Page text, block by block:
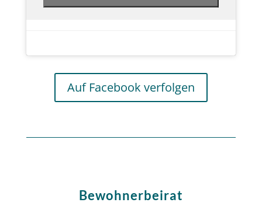
Auf Facebook verfolgen
Bewohnerbeirat